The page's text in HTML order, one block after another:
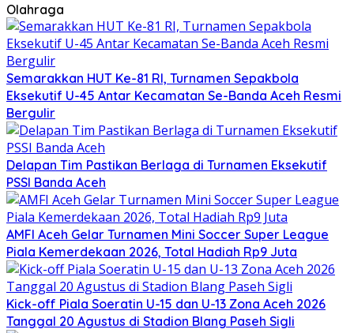
Olahraga
Semarakkan HUT Ke-81 RI, Turnamen Sepakbola
Eksekutif U-45 Antar Kecamatan Se-Banda Aceh Resmi
Bergulir
Delapan Tim Pastikan Berlaga di Turnamen Eksekutif
PSSI Banda Aceh
AMFI Aceh Gelar Turnamen Mini Soccer Super League
Piala Kemerdekaan 2026, Total Hadiah Rp9 Juta
Kick-off Piala Soeratin U-15 dan U-13 Zona Aceh 2026
Tanggal 20 Agustus di Stadion Blang Paseh Sigli